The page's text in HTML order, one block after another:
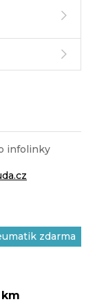
zdarma
km
infolinky